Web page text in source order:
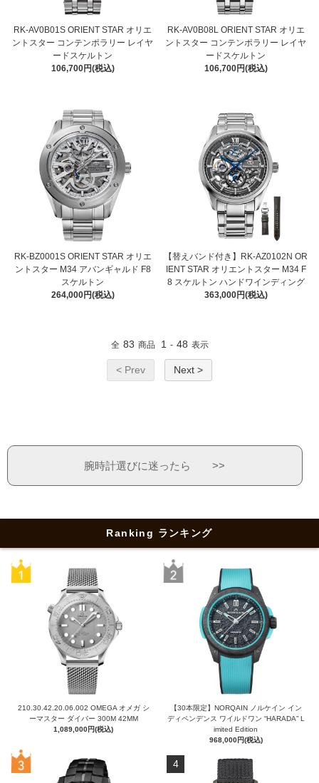
RK-AV0B01S ORIENT STAR オリエ
ントスター コンテンポラリー レイヤ
ードスケルトン
106,700円(税込)
RK-AV0B08L ORIENT STAR オリエ
ントスター コンテンポラリー レイヤ
ードスケルトン
106,700円(税込)
RK-BZ0001S ORIENT STAR オリエ
ントスター M34 アバンギャルド F8
スケルトン
264,000円(税込)
【替えバンド付き】RK-AZ0102N OR
IENT STAR オリエントスター M34 F
8 スケルトン ハンドワインディング
363,000円(税込)
全 83 商品 1 - 48 表示
< Prev Next >
腕時計選びに迷ったら >>
Ranking ランキング
210.30.42.20.06.002 OMEGA オメガ シ
ーマスター ダイバー 300M 42MM
1,089,000円(税込)
【30本限定】NORQAIN ノルケイン イン
ディペンデンス ワイルドワン “HARADA” L
imited Edition
968,000円(税込)
4